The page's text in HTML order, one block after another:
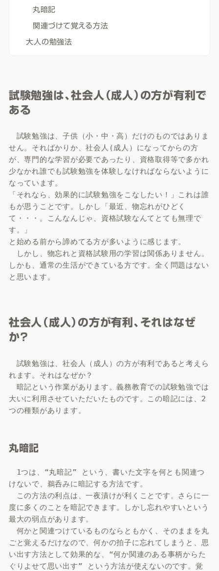
丸暗記
関連づけて覚える方法
大人の勉強法
試験勉強は、社会人（成人）の方が有利で
ある
試験勉強は、子供（小・中・高）だけのものではありま
せん。そればかりか、社会人(成人）になってからの方
が、専門的な学習が必要であったり、資格取得等で多かれ
少なかれ誰でも試験勉強を体験しなければならないように
なっています。
「それなら、効果的に試験勉強をこなしたい！」これは誰
もが思うことです。しかし「最近、物忘れがひどく
て・・・。こんなんじゃ、資格試験なんてとても無理で
す。」
と始める前から諦めてる方が多いように感じます。
しかし、物忘れと資格試験用の学習は関係ありません。
しかも、通常の生活ができている方です。全く問題はない
と思います。
社会人（成人）の方が有利、それはなぜ
か？
試験勉強は、社会人（成人）の方が有利であると考えら
れます。それはなぜか？
暗記という作業があります。義務教育での試験勉強では
大いに利用させていただいたものです。この暗記には、2
つの種類があります。
丸暗記
1つは、“丸暗記” という、書いた文字を何とも関連つ
けないで、鵜呑みに暗記する方法です。
この方法の利点は、一夜漬けが利くことです。さらに一
度に多くのことを暗記できます。しかし忘れやすいという
最大の弱点があります。
何かと関連つけているものならともかく、そのままを丸
ごと覚えるだけなので、何かの拍子に忘れてしまうと、思
い出す方法として効果的な、“何か関連のある事柄からた
ぐりよせて思い出す” という方法が使えないのです。覚